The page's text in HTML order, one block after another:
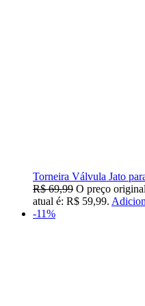
Torneira Válvula Jato
R$69,99 O preço
atual é: R$ 59,99.
-11%